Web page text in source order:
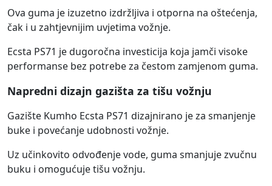
Ova guma je izuzetno izdržljiva i otporna na oštećenja,
čak i u zahtjevnijim uvjetima vožnje.
Ecsta PS71 je dugoročna investicija koja jamči visoke
performanse bez potrebe za čestom zamjenom guma.
Napredni dizajn gazišta za tišu vožnju
Gazište Kumho Ecsta PS71 dizajnirano je za smanjenje
buke i povećanje udobnosti vožnje.
Uz učinkovito odvođenje vode, guma smanjuje zvučnu
buku i omogućuje tišu vožnju.